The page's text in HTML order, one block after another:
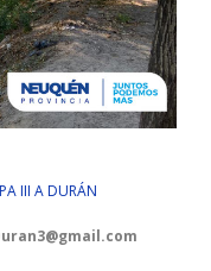
III A DURÁN